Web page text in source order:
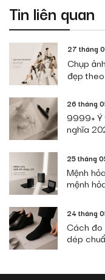
Tin liên quan
27 tháng
Chụp
đẹp
26 tháng
9999+ Ý
nghĩa
25 tháng
Mệnh
mệnh
24 tháng
Cách đo
dép